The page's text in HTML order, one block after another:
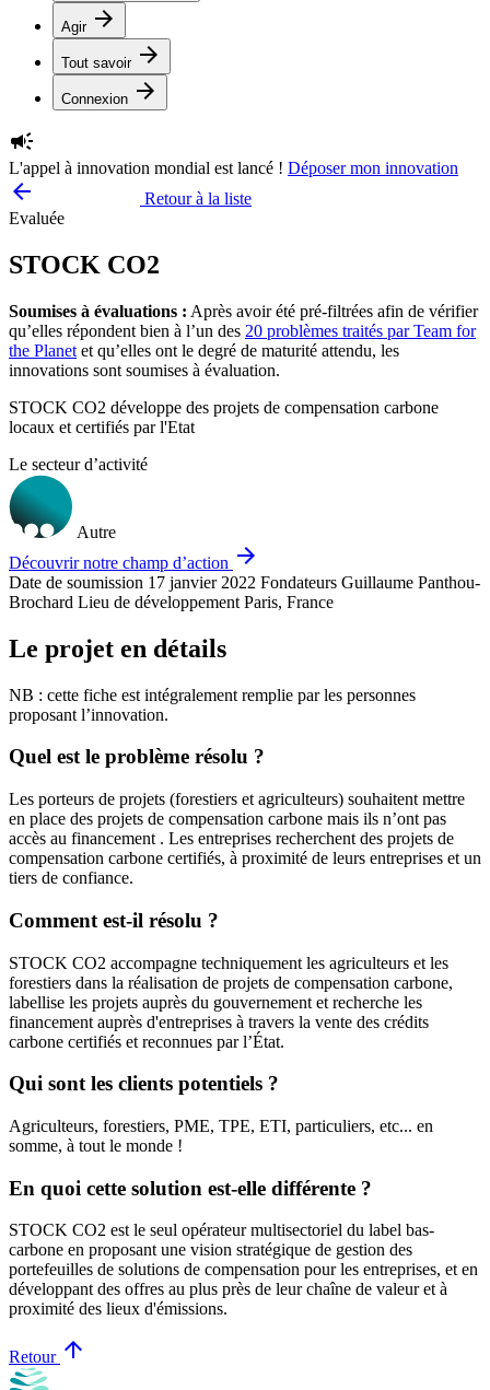
Agir arrow_forward
Tout savoir arrow_forward
Connexion arrow_forward
campaign
L'appel à innovation mondial est lancé ! Déposer mon innovation
arrow_backward
Retour à la liste
Evaluée
STOCK CO2
Soumises à évaluations : Après avoir été pré-filtrées afin de vérifier
qu’elles répondent bien à l’un des 20 problèmes traités par Team for
the Planet et qu’elles ont le degré de maturité attendu, les
innovations sont soumises à évaluation.
STOCK CO2 développe des projets de compensation carbone
locaux et certifiés par l'Etat
Le secteur d’activité
Autre
Découvrir notre champ d’action arrow_forward
Date de soumission 17 janvier 2022 Fondateurs Guillaume Panthou-
Brochard Lieu de développement Paris, France
Le projet en détails
NB : cette fiche est intégralement remplie par les personnes
proposant l’innovation.
Quel est le problème résolu ?
Les porteurs de projets (forestiers et agriculteurs) souhaitent mettre
en place des projets de compensation carbone mais ils n’ont pas
accès au financement . Les entreprises recherchent des projets de
compensation carbone certifiés, à proximité de leurs entreprises et un
tiers de confiance.
Comment est-il résolu ?
STOCK CO2 accompagne techniquement les agriculteurs et les
forestiers dans la réalisation de projets de compensation carbone,
labellise les projets auprès du gouvernement et recherche les
financement auprès d'entreprises à travers la vente des crédits
carbone certifiés et reconnues par l’État.
Qui sont les clients potentiels ?
Agriculteurs, forestiers, PME, TPE, ETI, particuliers, etc... en
somme, à tout le monde !
En quoi cette solution est-elle différente ?
STOCK CO2 est le seul opérateur multisectoriel du label bas-
carbone en proposant une vision stratégique de gestion des
portefeuilles de solutions de compensation pour les entreprises, et en
développant des offres au plus près de leur chaîne de valeur et à
proximité des lieux d'émissions.
Retour arrow_upward